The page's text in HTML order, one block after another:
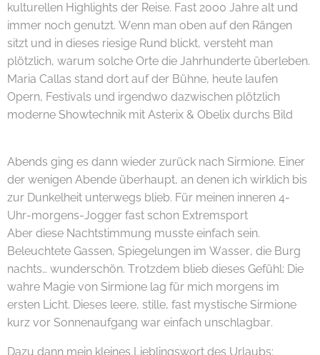
kulturellen Highlights der Reise. Fast 2000 Jahre alt und
immer noch genutzt. Wenn man oben auf den Rängen
sitzt und in dieses riesige Rund blickt, versteht man
plötzlich, warum solche Orte die Jahrhunderte überleben.
Maria Callas stand dort auf der Bühne, heute laufen
Opern, Festivals und irgendwo dazwischen plötzlich
moderne Showtechnik mit Asterix & Obelix durchs Bild 😄
Abends ging es dann wieder zurück nach Sirmione. Einer
der wenigen Abende überhaupt, an denen ich wirklich bis
zur Dunkelheit unterwegs blieb. Für meinen inneren 4-
Uhr-morgens-Jogger fast schon Extremsport 😄🌙
Aber diese Nachtstimmung musste einfach sein.
Beleuchtete Gassen, Spiegelungen im Wasser, die Burg
nachts… wunderschön. Trotzdem blieb dieses Gefühl: Die
wahre Magie von Sirmione lag für mich morgens im
ersten Licht. Dieses leere, stille, fast mystische Sirmione
kurz vor Sonnenaufgang war einfach unschlagbar.
Dazu dann mein kleines Lieblingswort des Urlaubs: